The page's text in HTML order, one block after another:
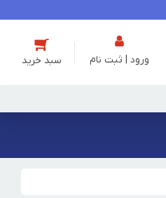
ورود | ثبت نام